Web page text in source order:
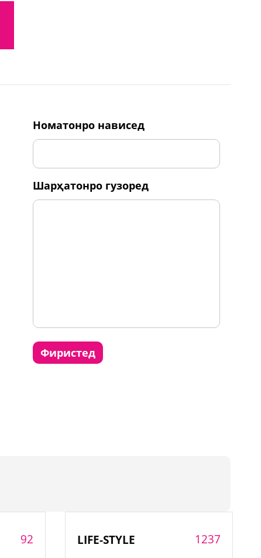
номатонро нависед
шарҳатонро гузоред
фиристед
92 LIFE-STYLE 1237